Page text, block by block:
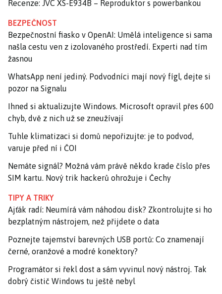
Recenze: JVC XS-E934B – Reproduktor s powerbankou
BEZPEČNOST
Bezpečnostní fiasko v OpenAI: Umělá inteligence si sama
našla cestu ven z izolovaného prostředí. Experti nad tím
žasnou
WhatsApp není jediný. Podvodníci mají nový fígl, dejte si
pozor na Signalu
Ihned si aktualizujte Windows. Microsoft opravil přes 600
chyb, dvě z nich už se zneužívají
Tuhle klimatizaci si domů nepořizujte: je to podvod,
varuje před ní i ČOI
Nemáte signál? Možná vám právě někdo krade číslo přes
SIM kartu. Nový trik hackerů ohrožuje i Čechy
TIPY A TRIKY
Ajťák radí: Neumírá vám náhodou disk? Zkontrolujte si ho
bezplatným nástrojem, než přijdete o data
Poznejte tajemství barevných USB portů: Co znamenají
černé, oranžové a modré konektory?
Programátor si řekl dost a sám vyvinul nový nástroj. Tak
dobrý čistič Windows tu ještě nebyl